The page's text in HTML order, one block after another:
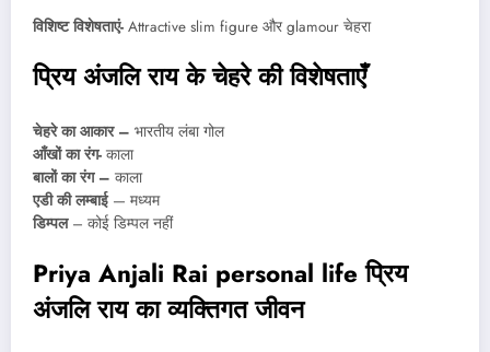
विशिष्ट विशेषताएं- Attractive slim figure और glamour चेहरा
प्रिय अंजलि राय के चेहरे की विशेषताएँ
चेहरे का आकार – भारतीय लंबा गोल
आँखों का रंग- काला
बालों का रंग – काला
एडी की लम्बाई — मध्यम
डिम्पल – कोई डिम्पल नहीं
Priya Anjali Rai personal life प्रिय
अंजलि राय का व्यक्तिगत जीवन